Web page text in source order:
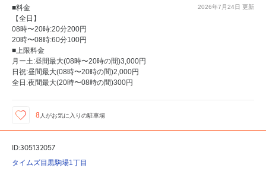
2026年7月24日 更新
■料金
【全日】
08時〜20時:20分200円
20時〜08時:60分100円
■上限料金
月ー土:昼間最大(08時〜20時の間)3,000円
日祝:昼間最大(08時〜20時の間)2,000円
全日:夜間最大(20時〜08時の間)300円
8人がお気に入りの駐車場
ID:305132057
タイムズ目黒駒場1丁目